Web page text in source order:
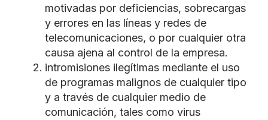
motivadas por deficiencias, sobrecargas
y errores en las líneas y redes de
telecomunicaciones, o por cualquier otra
causa ajena al control de la empresa.
intromisiones ilegítimas mediante el uso
de programas malignos de cualquier tipo
y a través de cualquier medio de
comunicación, tales como virus